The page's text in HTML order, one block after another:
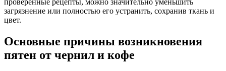
загрязнение или полностью его устранить, сохранив ткань и
цвет.
Основные причины возникновения
пятен от чернил и кофе